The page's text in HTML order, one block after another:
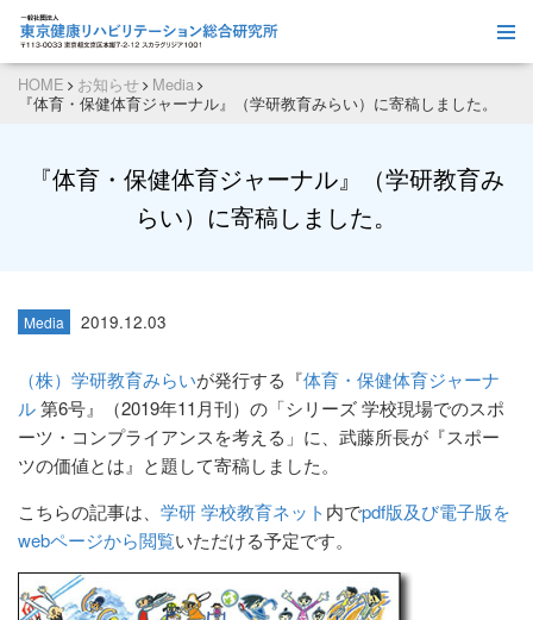
HOME お知らせ
Media
『体育・保健体育ジャーナル』（学研教育みらい）に寄稿しました。
『体育・保健体育ジャーナル』（学研教育み
らい）に寄稿しました。
Media 2019.12.03
（株）学研教育みらいが発行する『体育・保健体育ジャーナ
ル第6号』（2019年11月刊）の「シリーズ 学校現場でのスポ
ーツ・コンプライアンスを考える」に、武藤所長が『スポー
ツの価値とは』と題して寄稿しました。
こちらの記事は、 学研 学校教育ネット内でpdf版及び電子版を
webページから閲覧いただける予定です。